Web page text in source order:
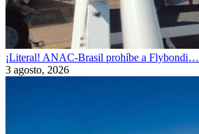
¡Literal! ANAC-Brasil prohíbe a Flybondi…
3 agosto, 2026